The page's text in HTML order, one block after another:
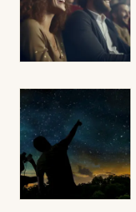
37 - Indre-et-
Choisir mes
Mon email